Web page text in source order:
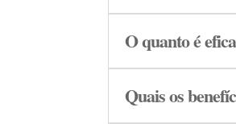
O quanto é
Quais os